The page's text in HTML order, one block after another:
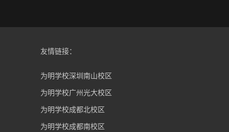
友情链接：
为明学校深圳南山校区
为明学校广州光大校区
为明学校成都北校区
为明学校成都南校区